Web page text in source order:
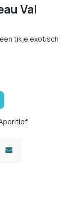
Val
tikje exotisch